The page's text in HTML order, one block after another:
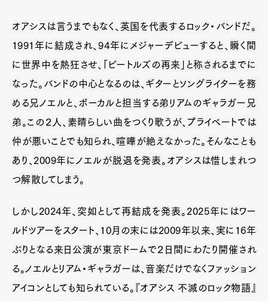
オアシスは言うまでもなく、英国を代表するロック・バンドだ。
1991年に結成され、94年にメジャーデビューすると、瞬く間
に世界中を熱狂させ、「ビートルズの再来」と称されるまでに
なった。バンドの中心となるのは、ギターとソングライターを務
める兄ノエルと、ボーカルと担当する弟リアムのギャラガー兄
弟。この２人、素晴らしい曲をつくり歌うが、プライベートでは
仲が悪いことでも知られ、喧嘩が絶えなかった。そんなことも
あり、2009年にノエルが脱退を発表。オアシスは惜しまれつ
つ解散してしまう。
しかし2024年、突如として再結成を発表。2025年にはワー
ルドツアーをスタート、10月の末には2009年以来、実に16年
ぶりとなる来日公演が東京ドームで２日間にわたり開催され
る。ノエルとリアム・ギャラガーは、音楽だけでなくファッション
アイコンとしても知られている。『オアシス 不滅のロック物語』